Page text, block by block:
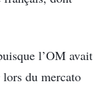
l’OM avait
du mercato